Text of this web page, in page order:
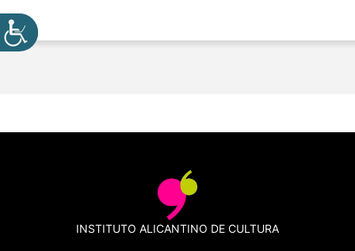
INSTITUTO ALICANTINO DE CULTURA